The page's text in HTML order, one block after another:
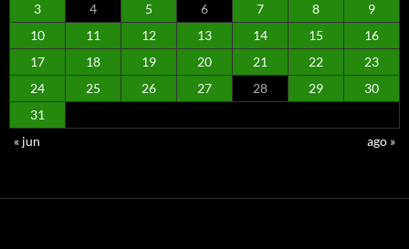
3
4 5 6 7 8
9
10
11 12 13 14 15
16
17
18 19 20 21 22
23
24
25 26 27 28 29
30
31
« jun
ago »